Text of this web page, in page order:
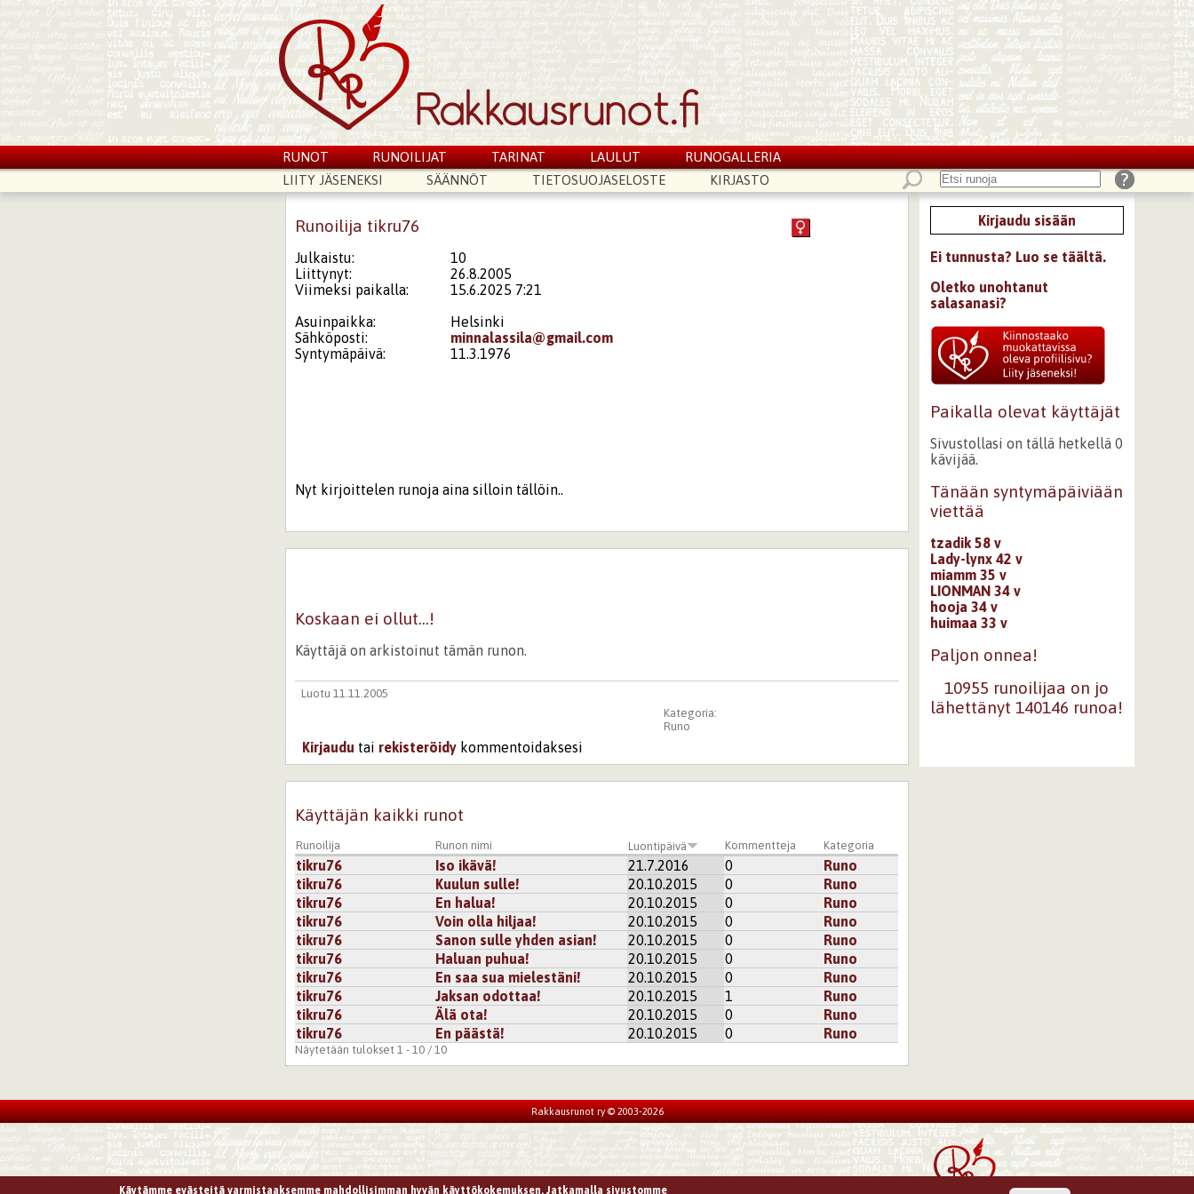
RUNOT RUNOILIJAT TARINAT LAULUT
RUNOGALLERIA
LIITY JÄSENEKSI
SÄÄNNÖT TIETOSUOJASELOSTE KIRJASTO
Runoilija tikru76
Julkaistu:
10
Liittynyt:
26.8.2005
Viimeksi paikalla:
15.6.2025 7:21
Asuinpaikka:
Helsinki
Sähköposti:
minnalassila@gmail.com
Syntymäpäivä:
11.3.1976
Nyt kirjoittelen runoja aina silloin tällöin..
Koskaan ei ollut...!
Käyttäjä on arkistoinut tämän runon.
Luotu 11.11.2005
Kategoria:
Runo
Kirjaudu tai rekisteröidy kommentoidaksesi
Käyttäjän kaikki runot
Runoilija Runon nimi Luontipäivä Kommentteja Kategoria
tikru76 Iso ikävä! 21.7.2016 0
Runo
tikru76
Kuulun sulle! 20.10.2015 0
Runo
tikru76
En halua! 20.10.2015 0
Runo
tikru76
Voin olla hiljaa! 20.10.2015 0
Runo
tikru76
Sanon sulle yhden asian! 20.10.2015 0
Runo
tikru76
Haluan puhua! 20.10.2015 0
Runo
tikru76
En saa sua mielestäni! 20.10.2015 0
Runo
tikru76
Jaksan odottaa! 20.10.2015 1
Runo
tikru76
Älä ota! 20.10.2015 0
Runo
tikru76
En päästä! 20.10.2015 0 Runo
Näytetään tulokset 1 - 10 / 10
Kirjaudu sisään
Ei tunnusta? Luo se täältä.
Oletko unohtanut
salasanasi?
Paikalla olevat käyttäjät
Sivustollasi on tällä hetkellä 0
kävijää.
Tänään syntymäpäiviään
viettää
tzadik 58 v
Lady-lynx 42 v
miamm 35 v
LIONMAN 34 v
hooja 34 v
huimaa 33 v
Paljon onnea!
10955 runoilijaa on jo
lähettänyt 140146 runoa!
Rakkausrunot ry © 2003-2026
Käytämme evästeitä varmistaaksemme mahdollisimman hyvän käyttökokemuksen. Jatkamalla sivustomme